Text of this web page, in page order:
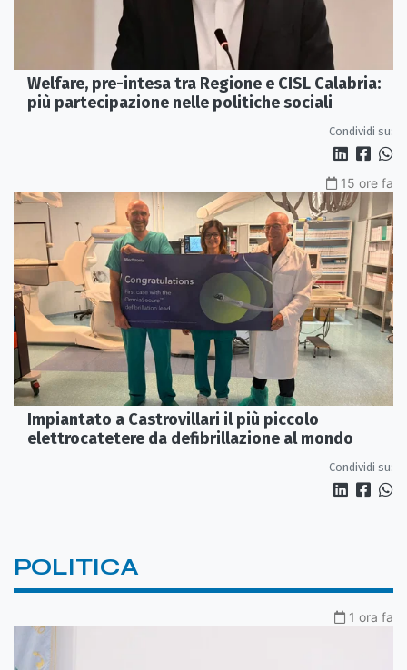
Welfare, pre-intesa tra Regione e CISL Calabria:
più partecipazione nelle politiche sociali
Condividi su:
15 ore fa
Impiantato a Castrovillari il più piccolo
elettrocatetere da defibrillazione al mondo
Condividi su:
POLITICA
1 ora fa